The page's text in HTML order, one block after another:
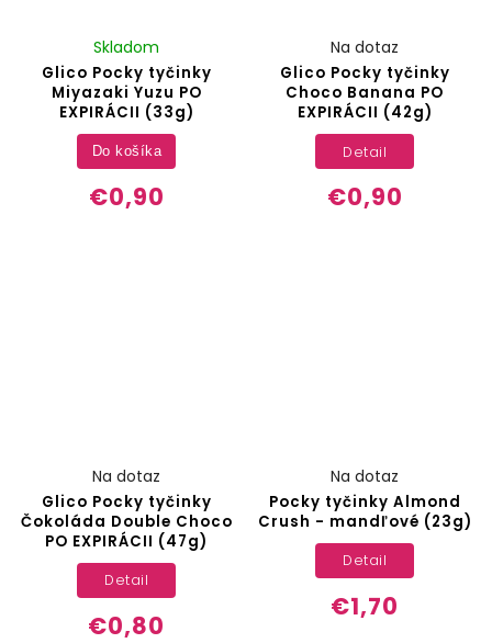
Glico Pocky tyčinky
Miyazaki Yuzu PO
EXPIRÁCII (33g)
Skladom
€0,90
Do košíka
Glico Pocky tyčinky
Choco Banana PO
EXPIRÁCII (42g)
Na dotaz
€0,90
Detail
Glico Pocky tyčinky
Čokoláda Double Choco
PO EXPIRÁCII (47g)
Na dotaz
€0,80
Detail
Pocky tyčinky Almond
Crush - mandľové (23g)
Na dotaz
€1,70
Detail